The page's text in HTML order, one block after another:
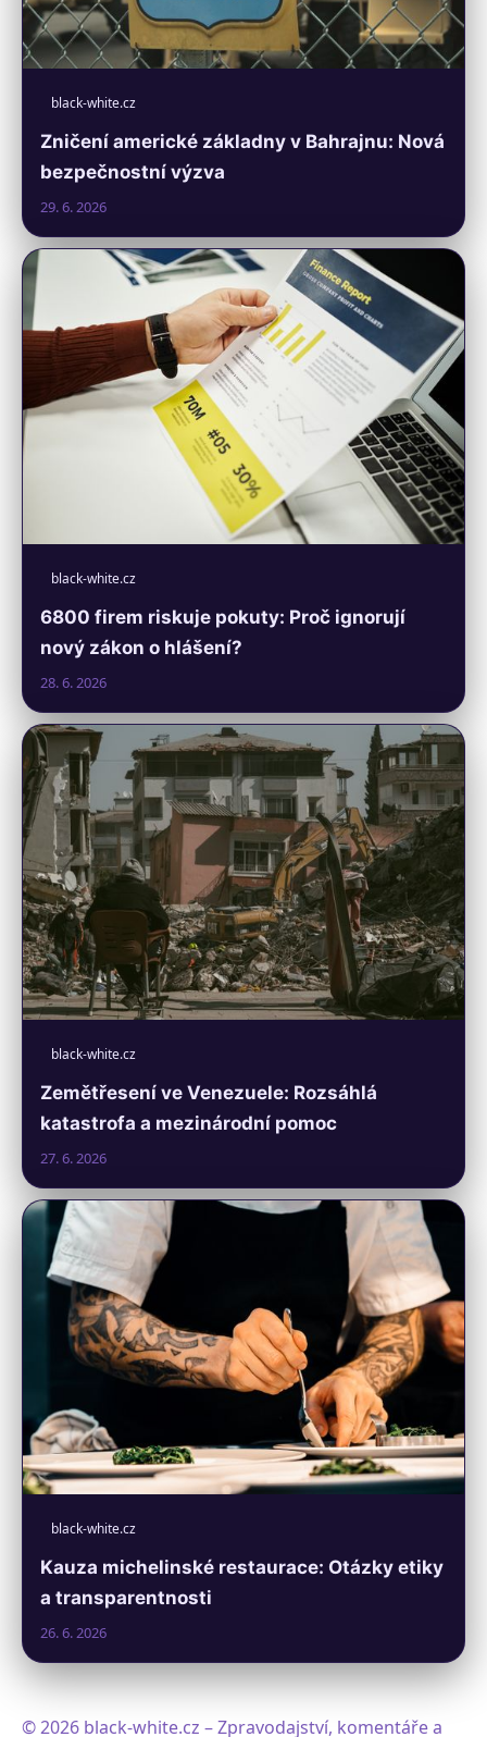
black-white.cz
Zničení americké základny v Bahrajnu: Nová
bezpečnostní výzva
29. 6. 2026
black-white.cz
6800 firem riskuje pokuty: Proč ignorují
nový zákon o hlášení?
28. 6. 2026
black-white.cz
Zemětřesení ve Venezuele: Rozsáhlá
katastrofa a mezinárodní pomoc
27. 6. 2026
black-white.cz
Kauza michelinské restaurace: Otázky etiky
a transparentnosti
26. 6. 2026
© 2026 black-white.cz – Zpravodajství, komentáře a